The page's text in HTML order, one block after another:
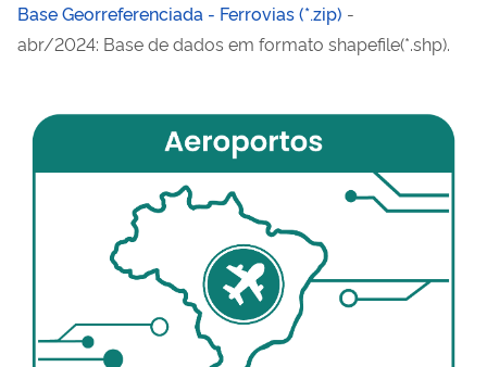
Base Georreferenciada - Ferrovias (*.zip) -
abr/2024: Base de dados em formato shapefile(*.shp).